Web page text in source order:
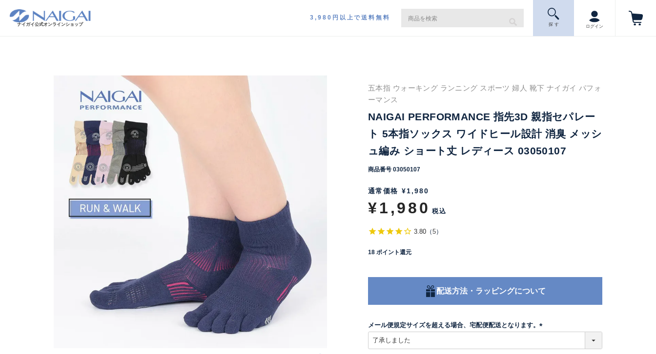
ナイガイ公式オンラインショップ
3,980円以上で送料無料
探 す ログイン
五本指 ウォーキング ランニング スポーツ 婦人 靴下 ナイガイ パフォ
ーマンス
NAIGAI PERFORMANCE 指先3D 親指セパレー
ト 5本指ソックス ワイドヒール設計 消臭 メッシ
ュ編み ショート丈 レディース 03050107
商品番号 03050107
通常価格 ¥1,980
¥1,980 税込
3.80 （5）
18 ポイント還元
配送方法・ラッピングについて
メール便規定サイズを超える場合、宅配便配送となります。